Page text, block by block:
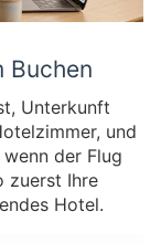
Buchen
Unterkunft
und
der Flug
zuerst Ihre
Hotel.